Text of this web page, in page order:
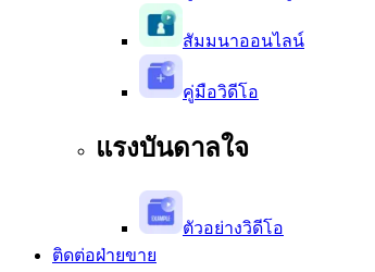
สัมมนาออนไลน์
คู่มือวิดีโอ
แรงบันดาลใจ
ตัวอย่างวิดีโอ
ติดต่อฝ่ายขาย